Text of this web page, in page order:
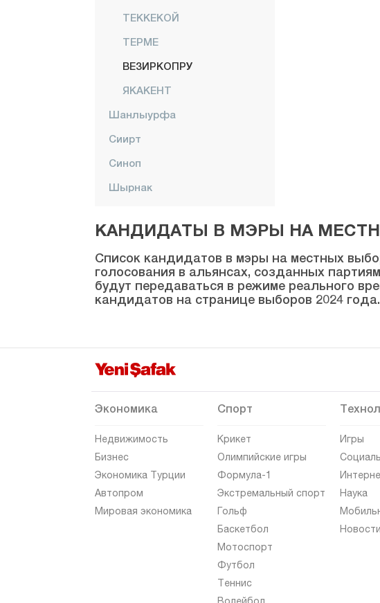
ТЕККЕКОЙ
ТЕРМЕ
ВЕЗИРКОПРУ
ЯКАКЕНТ
Шанлыурфа
Сиирт
Синоп
Шырнак
Текирдаг
Токат
Трабзон
Тунджели
Ялова
Йозгат
КАНДИДАТЫ В МЭРЫ НА
Список кандидатов в мэры на местных
голосования в альянсах, созданных
будут передаваться в режиме реального
кандидатов на странице выборов 2024 года.
Экономика
Недвижимость
Бизнес
Экономика Турции
Автопром
Мировая экономика
Спорт
Крикет
Олимпийские игры
Формула-1
Экстремальный спорт
Гольф
Баскетбол
Мотоспорт
Футбол
Теннис
Игры
Наука